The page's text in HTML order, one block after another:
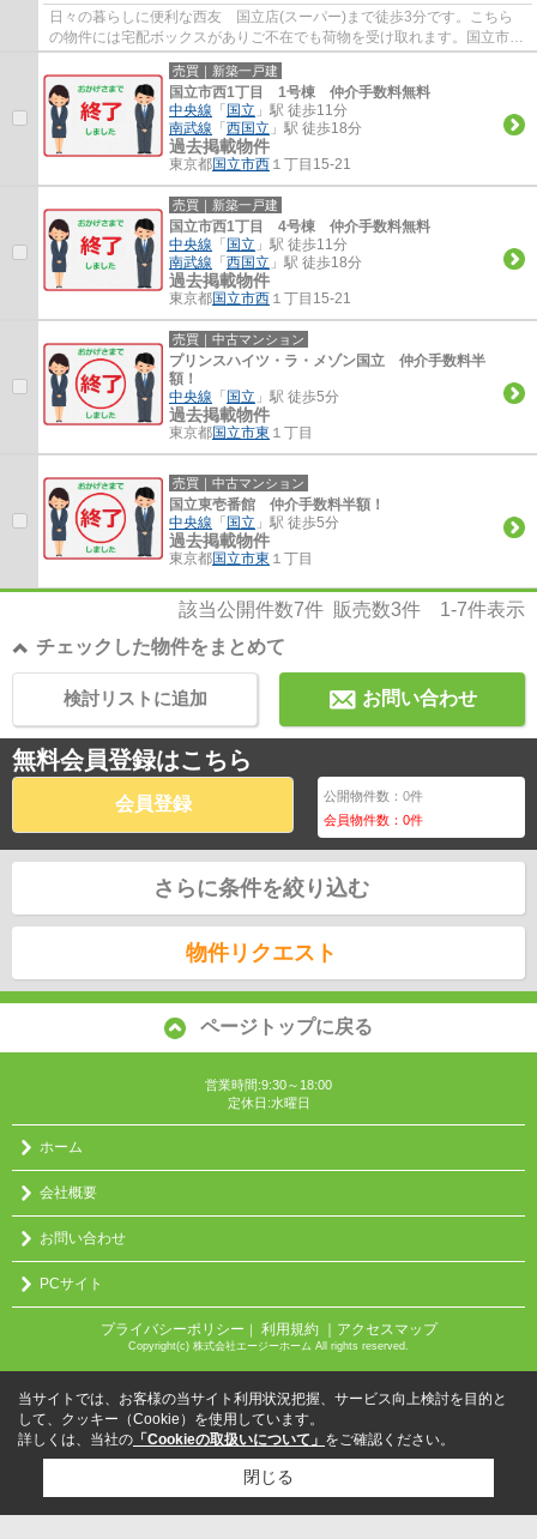
日々の暮らしに便利な西友 国立店(スーパー)まで徒歩3分です。こちら
の物件には宅配ボックスがありご不在でも荷物を受け取れます。国立市エ
リアで生活を始めるのであれば、中央線国立...
売買｜新築一戸建
国立市西1丁目 1号棟 仲介手数料無料
中央線 「 国立 」駅 徒歩11分
南武線 「 西国立 」駅 徒歩18分
過去掲載物件
東京都国立市西 １丁目15-21
売買｜新築一戸建
国立市西1丁目 4号棟 仲介手数料無料
中央線 「 国立 」駅 徒歩11分
南武線 「 西国立 」駅 徒歩18分
過去掲載物件
東京都国立市西 １丁目15-21
売買｜中古マンション
プリンスハイツ・ラ・メゾン国立 仲介手数料半
額！
中央線 「 国立 」駅 徒歩5分
過去掲載物件
東京都国立市東 １丁目
売買｜中古マンション
国立東壱番館 仲介手数料半額！
中央線 「 国立 」駅 徒歩5分
過去掲載物件
東京都国立市東 １丁目
該当公開件数7件 販売数3件 1-7件表示
チェックした物件をまとめて
お問い合わせ
検討リストに追加
無料会員登録はこちら
会員登録 公開物件数：0件
会員物件数：0件
さらに条件を絞り込む
物件リクエスト
ページトップに戻る
営業時間:9:30～18:00
定休日:水曜日
ホーム
会社概要
お問い合わせ
PCサイト
プライバシーポリシー ｜ 利用規約 ｜アクセスマップ
Copyright(c) 株式会社エージーホーム All rights reserved.
当サイトでは、お客様の当サイト利用状況把握、サービス向上検討を目的と
して、クッキー（Cookie）を使用しています。
詳しくは、当社の 「Cookieの取扱いについて」 をご確認ください。
閉じる